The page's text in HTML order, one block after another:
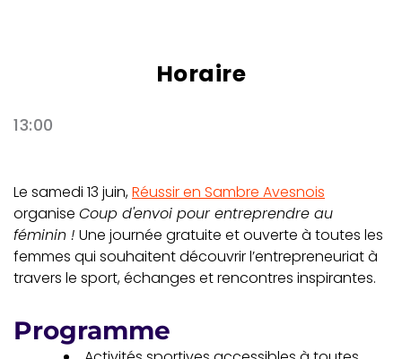
Horaire
13:00
Le samedi 13 juin,Réussir en Sambre Avesnois
organise Coup d'envoi pour entreprendre au
féminin ! Une journée gratuite et ouverte à toutes les
femmes qui souhaitent découvrir l’entrepreneuriat à
travers le sport, échanges et rencontres inspirantes.
Programme